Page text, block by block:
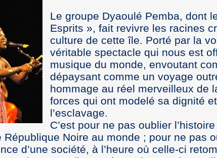
Le groupe Dyaoulé Pemba, dont
Esprits », fait revivre les racines
culture de cette île. Porté par la
véritable spectacle qui nous est
musique du monde, envoutant
dépaysant comme un voyage
hommage au réel merveilleux de
forces qui ont modelé sa dignité
l’esclavage.
C’est pour ne pas oublier
République Noire au monde ; pour ne pas
d’une société, à l’heure où celle-ci